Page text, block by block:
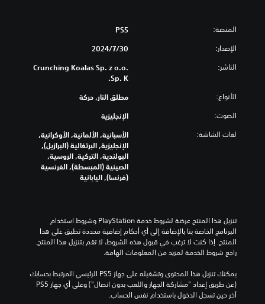
المنصة: PS5
الإصدار: 30‏/7‏/2024
الناشر:
Crunching Koalas Sp. z o.o.
Sp. K.
الأنواع: مطلق النار, حركة
الصوت: الإنجليزية
لغات الشاشة:
الأسبانية, الألمانية, الأوكرانية,
الإنجليزية, البرتغالية (البرازيل),
البولندية, التركية, الروسية,
الصينية (المبسطة), الفرنسية
(فرنسا), اليابانية
راجع شروط الخدمة لمزيد من المعلومات الهامة.
آخر حين تسجل الدخول باستخدام نفس الحساب.